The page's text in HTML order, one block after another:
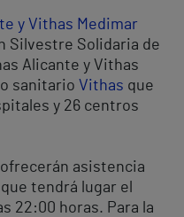
y Vithas Medimar
Silvestre Solidaria de
Alicante y Vithas
sanitario Vithas que
y 26 centros
asistencia
tendrá lugar el
22:00 horas. Para la